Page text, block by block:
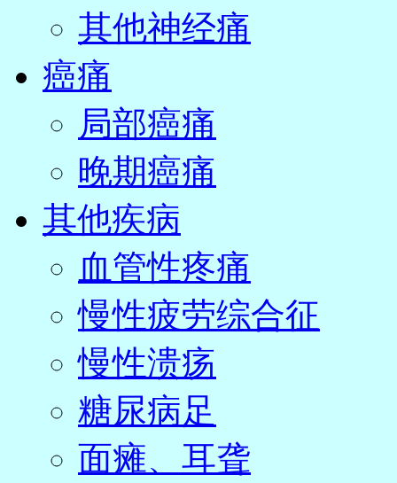
其他神经痛
癌痛
局部癌痛
晚期癌痛
其他疾病
血管性疼痛
慢性疲劳综合征
慢性溃疡
糖尿病足
面瘫、耳聋